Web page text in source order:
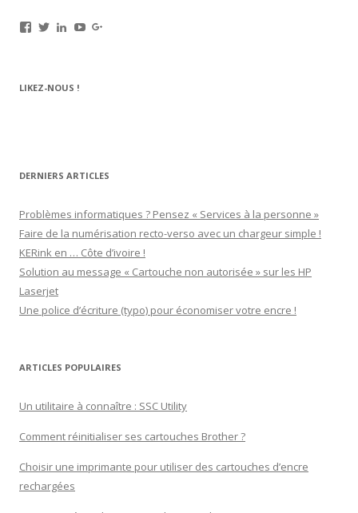
Voir
sur
Voir
sur
Voir
poirier-
Voir
LIKEZ-NOUS !
DERNIERS ARTICLES
Problèmes informatiques ? Pensez « Services à la personne »
Faire de la numérisation recto-verso avec un chargeur simple !
KERink en … Côte d’ivoire !
Solution au message « Cartouche non autorisée » sur les HP
Laserjet
Une police d’écriture (typo) pour économiser votre encre !
ARTICLES POPULAIRES
Un utilitaire à connaître : SSC Utility
Comment réinitialiser ses cartouches Brother ?
Choisir une imprimante pour utiliser des cartouches d’encre
rechargées